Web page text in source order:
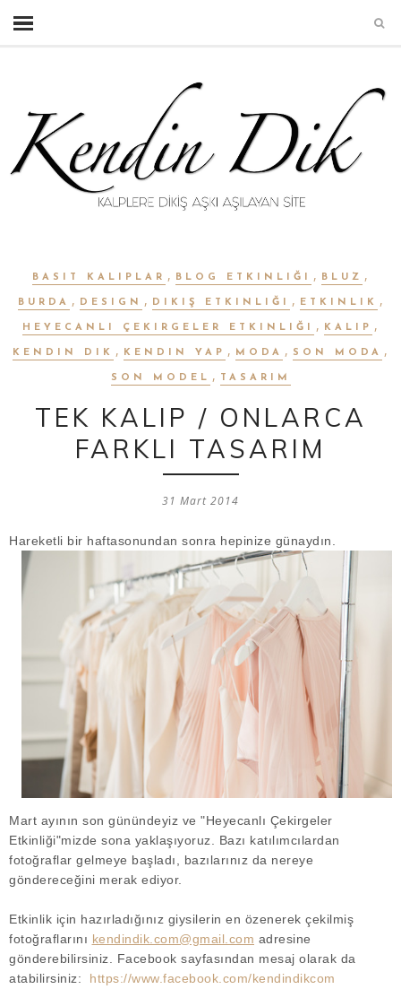
BASIT KALIPLAR , BLOG ETKINLIĞI , BLUZ ,
BURDA , DESIGN , DIKIŞ ETKINLIĞI , ETKINLIK ,
HEYECANLI ÇEKIRGELER ETKINLIĞI , KALIP ,
KENDIN DIK , KENDIN YAP , MODA , SON MODA ,
SON MODEL , TASARIM
TEK KALIP / ONLARCA
FARKLI TASARIM
31 Mart 2014
Hareketli bir haftasonundan sonra hepinize günaydın.
Mart ayının son günündeyiz ve "Heyecanlı Çekirgeler
Etkinliği"mizde sona yaklaşıyoruz. Bazı katılımcılardan
fotoğraflar gelmeye başladı, bazılarınız da nereye
göndereceğini merak ediyor.
Etkinlik için hazırladığınız giysilerin en özenerek çekilmiş
fotoğraflarını kendindik.com@gmail.com adresine
gönderebilirsiniz. Facebook sayfasından mesaj olarak da
atabilirsiniz: https://www.facebook.com/kendindikcom